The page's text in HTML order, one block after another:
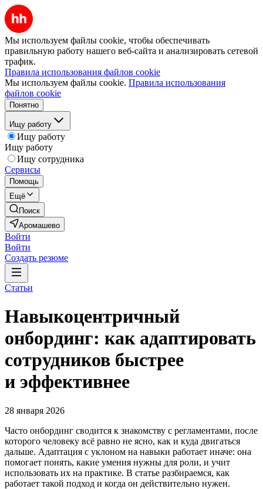
Мы используем файлы cookie, чтобы обеспечивать
правильную работу нашего веб-сайта и анализировать сетевой
трафик.
Правила использования файлов cookie
Мы используем файлы cookie. Правила использования
файлов cookie
Понятно
Ищу работу
Ищу работу
Ищу работу
Ищу сотрудника
Сервисы
Помощь
Ещё
Поиск
Аромашево
Войти
Войти
Создать резюме
Статьи
Навыкоцентричный
онбординг: как адаптировать
сотрудников быстрее
и эффективнее
28 января 2026
Часто онбординг сводится к знакомству с регламентами, после
которого человеку всё равно не ясно, как и куда двигаться
дальше. Адаптация с уклоном на навыки работает иначе: она
помогает понять, какие умения нужны для роли, и учит
использовать их на практике. В статье разбираемся, как
работает такой подход и когда он действительно нужен.